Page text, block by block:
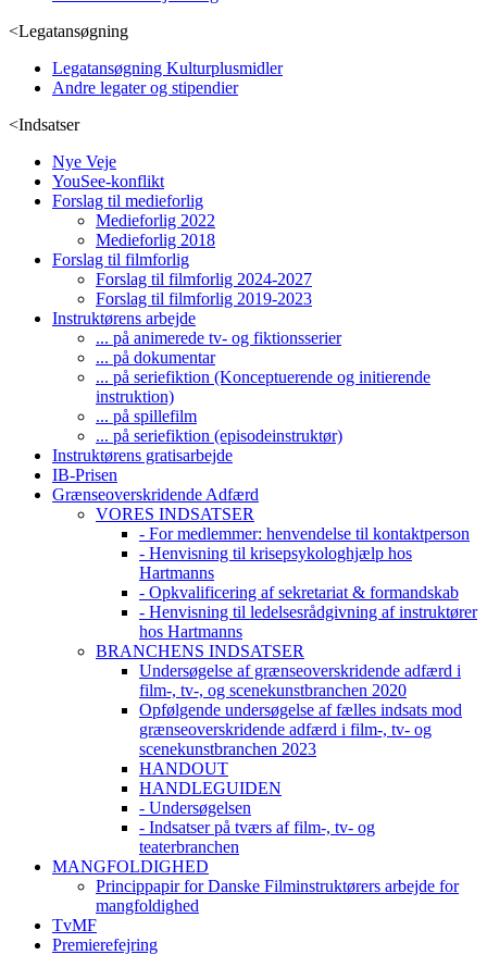
<Legatansøgning
Legatansøgning Kulturplusmidler
Andre legater og stipendier
<Indsatser
Nye Veje
YouSee-konflikt
Forslag til medieforlig
Medieforlig 2022
Medieforlig 2018
Forslag til filmforlig
Forslag til filmforlig 2024-2027
Forslag til filmforlig 2019-2023
Instruktørens arbejde
... på animerede tv- og fiktionsserier
... på dokumentar
... på seriefiktion (Konceptuerende og initierende
instruktion)
... på spillefilm
... på seriefiktion (episodeinstruktør)
Instruktørens gratisarbejde
IB-Prisen
Grænseoverskridende Adfærd
VORES INDSATSER
- For medlemmer: henvendelse til kontaktperson
- Henvisning til krisepsykologhjælp hos
Hartmanns
- Opkvalificering af sekretariat & formandskab
- Henvisning til ledelsesrådgivning af instruktører
hos Hartmanns
BRANCHENS INDSATSER
Undersøgelse af grænseoverskridende adfærd i
film-, tv-, og scenekunstbranchen 2020
Opfølgende undersøgelse af fælles indsats mod
grænseoverskridende adfærd i film-, tv- og
scenekunstbranchen 2023
HANDOUT
HANDLEGUIDEN
- Undersøgelsen
- Indsatser på tværs af film-, tv- og
teaterbranchen
MANGFOLDIGHED
Princippapir for Danske Filminstruktørers arbejde for
mangfoldighed
TvMF
Premierefejring